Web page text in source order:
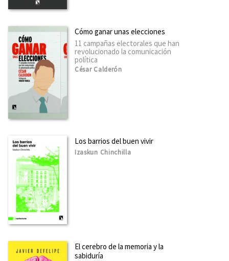
Cómo ganar unas elecciones
11 campañas electorales que han
revolucionado la comunicación
política
César Calderón
Los barrios del buen vivir
Izaskun Chinchilla
El cerebro de la memoria y la
sabiduría